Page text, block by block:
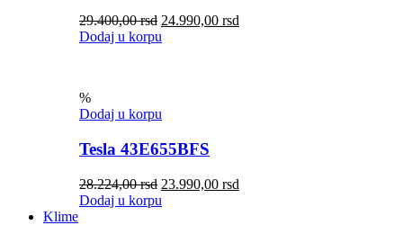
29.400,00rsd 24.990,00 rsd
Dodaj u korpu
%
Dodaj u korpu
Tesla 43E655BFS
28.224,00rsd 23.990,00 rsd
Dodaj u korpu
Klime